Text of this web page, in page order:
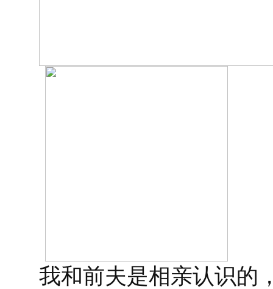
我和前夫是相亲认识的